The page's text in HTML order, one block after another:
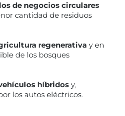
de negocios circulares
cantidad de residuos
regenerativa y en
de los bosques
híbridos y,
los autos eléctricos.